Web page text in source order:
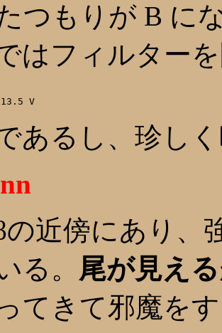
つもりが B に
はフィルター
あるし、珍し
の近傍にあり、
る。 尾が見える
てきて邪魔を